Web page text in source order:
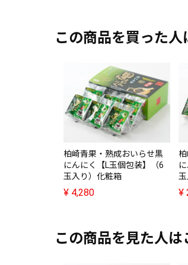
この商品を買った
柏崎青果・熟成おいらせ黒
にんにく【L玉個包装】（6
玉入り）化粧箱
¥ 4,280 ¥
この商品を見た人